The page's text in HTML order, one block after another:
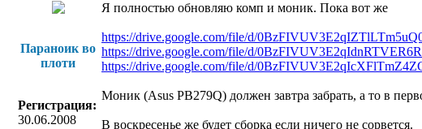
Параноик во
плоти
Регистрация:
30.06.2008
Я полностью обновляю комп и моник. Пока вот же
https://drive.google.com/file/d/
https://drive.google.com/file/d/
https://drive.google.com/file/d/
Моник (Asus PB279Q) должен завтра забрать, а то в
В воскресенье же будет сборка если ничего не сорвется.